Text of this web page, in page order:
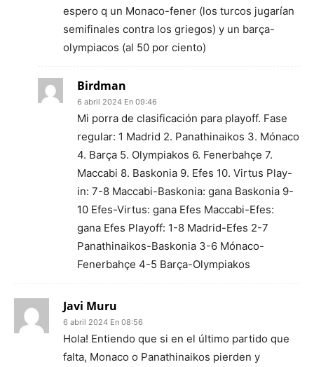
espero q un Monaco-fener (los turcos jugarían
semifinales contra los griegos) y un barça-
olympiacos (al 50 por ciento)
Birdman
6 abril 2024 En 09:46
Mi porra de clasificación para playoff. Fase
regular: 1 Madrid 2. Panathinaikos 3. Mónaco
4. Barça 5. Olympiakos 6. Fenerbahçe 7.
Maccabi 8. Baskonia 9. Efes 10. Virtus Play-
in: 7-8 Maccabi-Baskonia: gana Baskonia 9-
10 Efes-Virtus: gana Efes Maccabi-Efes:
gana Efes Playoff: 1-8 Madrid-Efes 2-7
Panathinaikos-Baskonia 3-6 Mónaco-
Fenerbahçe 4-5 Barça-Olympiakos
Javi Muru
6 abril 2024 En 08:56
Hola! Entiendo que si en el último partido que
falta, Monaco o Panathinaikos pierden y